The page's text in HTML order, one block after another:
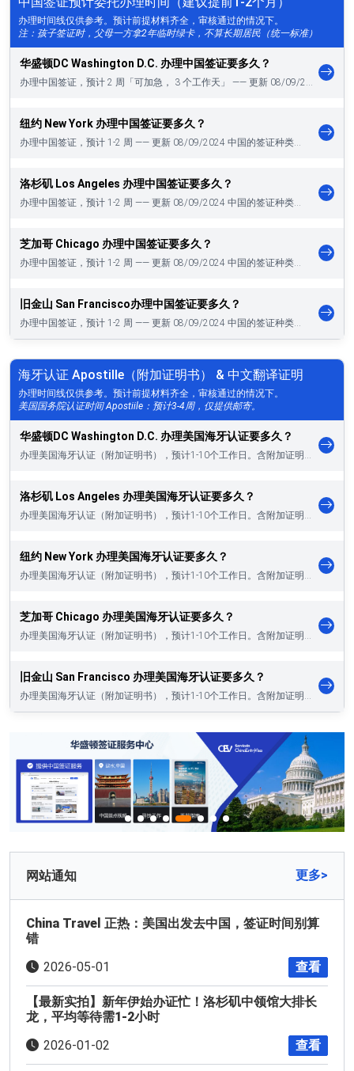
办理时间线仅供参考。预计前提材料齐全，审核通过的情况下。
注：孩子签证时，父母一方拿2年临时绿卡，不算长期居民（统一标准）
华盛顿DC Washington D.C. 办理中国签证要多久？
办理中国签证，预计 2 周「可加急， 3 个工作天」 —— 更新 08/09/2…
纽约 New York 办理中国签证要多久？
办理中国签证，预计 1-2 周 —— 更新 08/09/2024 中国的签证种类…
洛杉矶 Los Angeles 办理中国签证要多久？
办理中国签证，预计 1-2 周 —— 更新 08/09/2024 中国的签证种类…
芝加哥 Chicago 办理中国签证要多久？
办理中国签证，预计 1-2 周 —— 更新 08/09/2024 中国的签证种类…
旧金山 San Francisco办理中国签证要多久？
办理中国签证，预计 1-2 周 —— 更新 08/09/2024 中国的签证种类…
海牙认证 Apostille（附加证明书） & 中文翻译证明
办理时间线仅供参考。预计前提材料齐全，审核通过的情况下。
美国国务院认证时间 Apostiile：预计3-4周，仅提供邮寄。
华盛顿DC Washington D.C. 办理美国海牙认证要多久？
洛杉矶 Los Angeles 办理美国海牙认证要多久？
纽约 New York 办理美国海牙认证要多久？
芝加哥 Chicago 办理美国海牙认证要多久？
旧金山 San Francisco 办理美国海牙认证要多久？
网站通知 更多>
China Travel 正热：美国出发去中国，签证时间别算
错
2026-05-01
查看
【最新实拍】新年伊始办证忙！洛杉矶中领馆大排长
龙，平均等待需1-2小时
2026-01-02
查看